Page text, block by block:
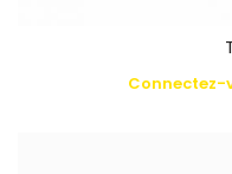
Connectez-